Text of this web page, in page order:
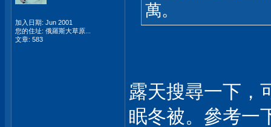
加入日期: Jun 2001
您的住址: 俄羅斯大草原...
文章: 583
萬。
露天搜尋一下，
眠冬被。參考一